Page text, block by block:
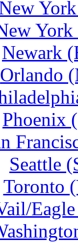
Newark
Orlando
Phoenix
Seattle
Toronto